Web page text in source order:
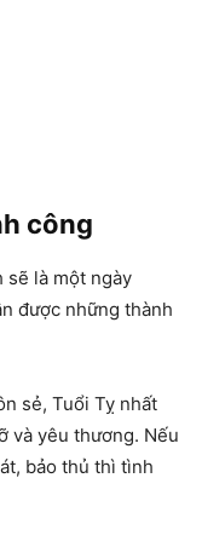
công
sẽ là một ngày
được những thành
sẻ, Tuổi Tỵ nhất
và yêu thương. Nếu
bảo thủ thì tình